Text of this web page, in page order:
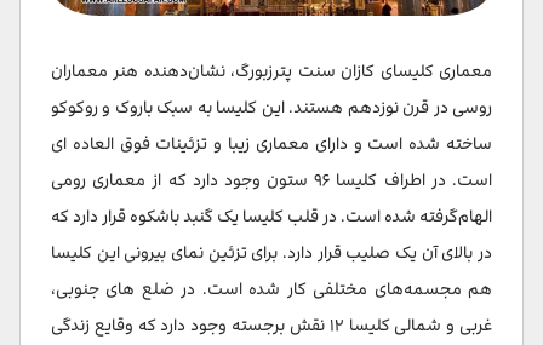
معماری کلیسای کازان سنت پترزبورگ، نشان‌دهنده هنر معماران
روسی در قرن نوزدهم هستند. این کلیسا به سبک باروک و روکوکو
ساخته شده است و دارای معماری زیبا و تزئینات فوق العاده ای
است. در اطراف کلیسا ۹۶ ستون وجود دارد که از معماری رومی
الهام‌گرفته شده است. در قلب کلیسا یک گنبد باشکوه قرار دارد که
در بالای آن یک صلیب قرار دارد. برای تزئین نمای بیرونی این کلیسا
هم مجسمه‌های مختلفی کار شده است. در ضلع های جنوبی،
غربی و شمالی کلیسا ۱۲ نقش برجسته وجود دارد که وقایع زندگی